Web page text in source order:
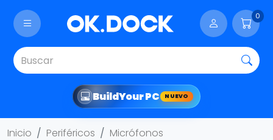
0
BuildYour PC NUEVO
Inicio Periféricos Micrófonos